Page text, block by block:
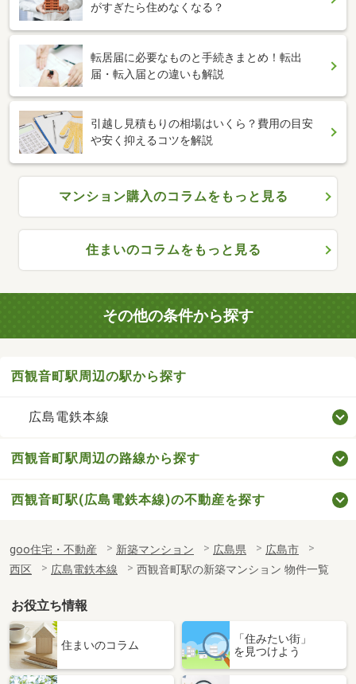
がすぎたら住めなくなる？
転居届に必要なものと手続きまとめ！転出
届・転入届との違いも解説
引越し見積もりの相場はいくら？費用の目安
や安く抑えるコツを解説
マンション購入のコラムをもっと見る
住まいのコラムをもっと見る
その他の条件から探す
西観音町駅周辺の駅から探す
広島電鉄本線
西観音町駅周辺の路線から探す
西観音町駅(広島電鉄本線)の不動産を探す
goo住宅・不動産 新築マンション 広島県
広島市
西区
広島電鉄本線 西観音町駅の新築マンション 物件一覧
お役立ち情報
住まいのコラム
「住みたい街」
を見つけよう